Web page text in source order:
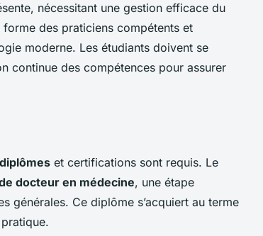
nécessitant une gestion efficace du
des praticiens compétents et
moderne. Les étudiants doivent se
continue des compétences pour assurer
diplômes et certifications sont requis. Le
docteur en médecine, une étape
générales. Ce diplôme s’acquiert au terme